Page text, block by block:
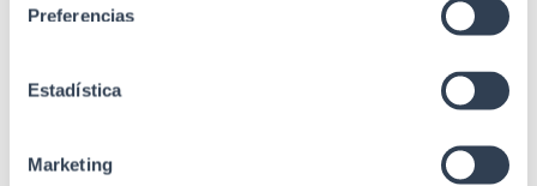
Preferencias
Estadística
Marketing
Medidas sin
Medidas con
CE